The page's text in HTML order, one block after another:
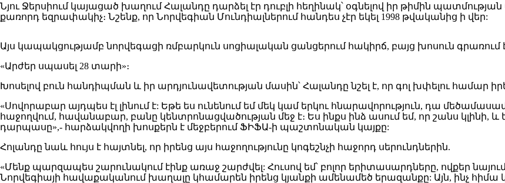
Նյու Ջերսիում կայացած խաղում Հալանդը դարձել էր դուբլի հեղինակ՝ օգնելով իր թիմին
քառորդ եզրափակիչ։ Նշենք, որ Նորվեգիան Մունդիալներում հանդես չէր եկել 1998 թվականից ի վեր:
Այս կապակցությամբ նորվեգացի ռմբարկուն սոցիալական ցանցերում հակիրճ, բայց խոսուն գրառում
«Արժեր սպասել 28 տարի»։
Խոսելով բուն հանդիպման և իր արդյունավետության մասին՝ Հալանդը նշել է, որ գոլ խփելու համար
«Սովորաբար այդպես էլ լինում է: Եթե ես ունենում եմ մեկ կամ երկու հնարավորություն, դա
հաջողվում, հավանաբար, բանը կենտրոնացվածության մեջ է։ Ես ինքս ինձ ասում եմ, որ շանս կլինի,
դարպասը»,- հարձակվողի խոսքերն է մեջբերում ՖԻՖԱ-ի պաշտոնական կայքը:
Հոլանդը նաև հույս է հայտնել, որ իրենց այս հաջողությունը կոգեշնչի հաջորդ սերունդներին.
«Մենք պարզապես շարունակում էինք առաջ շարժվել: Հուսով եմ՝ բոլոր երիտասարդները, ովքեր
Նորվեգիայի հավաքականում խաղալը կհամարեն իրենց կյանքի ամենամեծ երազանքը: Այն, ինչ